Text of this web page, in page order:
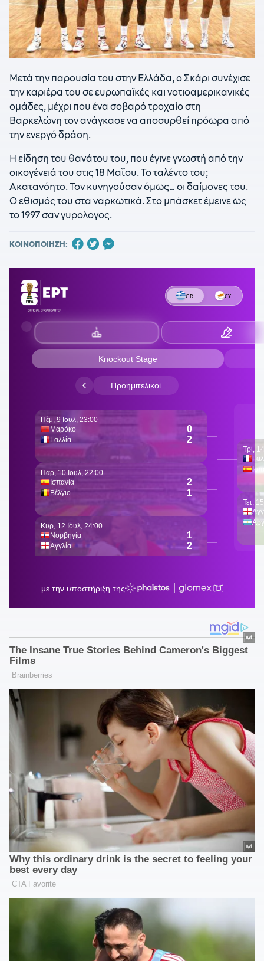
Μετά την παρουσία του στην Ελλάδα, ο Σκάρι συνέχισε
την καριέρα του σε ευρωπαϊκές και νοτιοαμερικανικές
ομάδες, μέχρι που ένα σοβαρό τροχαίο στη
Βαρκελώνη τον ανάγκασε να αποσυρθεί πρόωρα από
την ενεργό δράση.
Η είδηση του θανάτου του, που έγινε γνωστή από την
οικογένειά του στις 18 Μαΐου. Το ταλέντο του;
Ακατανόητο. Τον κυνηγούσαν όμως… οι δαίμονες του.
Ο εθισμός του στα ναρκωτικά. Στο μπάσκετ έμεινε ως
το 1997 σαν γυρολογος.
ΚΟΙΝΟΠΟΙΗΣΗ: